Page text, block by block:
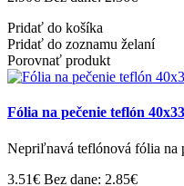
Pridať do košíka
Pridať do zoznamu želaní
Porovnať produkt
Fólia na pečenie teflón
Nepriľnavá teflónová fólia na
3.51€ Bez dane: 2.85€